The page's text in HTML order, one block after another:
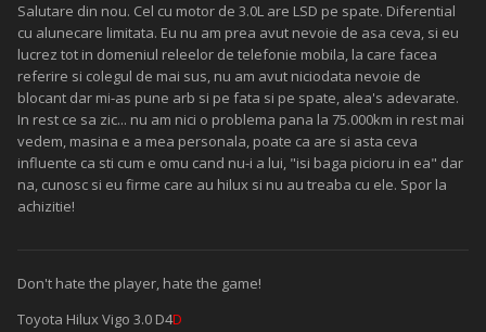
Salutare din nou. Cel cu motor de 3.0L are LSD pe spate. Diferential
cu alunecare limitata. Eu nu am prea avut nevoie de asa ceva, si eu
lucrez tot in domeniul releelor de telefonie mobila, la care facea
referire si colegul de mai sus, nu am avut niciodata nevoie de
blocant dar mi-as pune arb si pe fata si pe spate, alea's adevarate.
In rest ce sa zic... nu am nici o problema pana la 75.000km in rest mai
vedem, masina e a mea personala, poate ca are si asta ceva
influente ca sti cum e omu cand nu-i a lui, "isi baga picioru in ea" dar
na, cunosc si eu firme care au hilux si nu au treaba cu ele. Spor la
achizitie!
Don't hate the player, hate the game!
Toyota Hilux Vigo 3.0 D4D